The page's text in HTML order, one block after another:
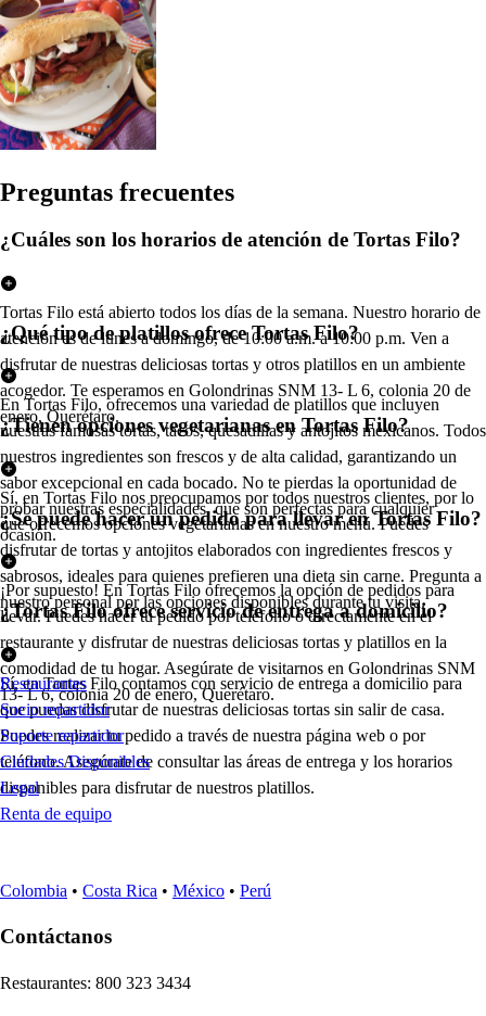
Preguntas frecuentes
¿Cuáles son los horarios de atención de Tortas Filo?
Tortas Filo está abierto todos los días de la semana. Nuestro horario de
atención es de lunes a domingo, de 10:00 a.m. a 10:00 p.m. Ven a
disfrutar de nuestras deliciosas tortas y otros platillos en un ambiente
acogedor. Te esperamos en Golondrinas SNM 13- L 6, colonia 20 de
enero, Querétaro.
¿Qué tipo de platillos ofrece Tortas Filo?
En Tortas Filo, ofrecemos una variedad de platillos que incluyen
nuestras famosas tortas, tacos, quesadillas y antojitos mexicanos. Todos
nuestros ingredientes son frescos y de alta calidad, garantizando un
sabor excepcional en cada bocado. No te pierdas la oportunidad de
probar nuestras especialidades, que son perfectas para cualquier
ocasión.
¿Tienen opciones vegetarianas en Tortas Filo?
Sí, en Tortas Filo nos preocupamos por todos nuestros clientes, por lo
que ofrecemos opciones vegetarianas en nuestro menú. Puedes
disfrutar de tortas y antojitos elaborados con ingredientes frescos y
sabrosos, ideales para quienes prefieren una dieta sin carne. Pregunta a
nuestro personal por las opciones disponibles durante tu visita.
¿Se puede hacer un pedido para llevar en Tortas Filo?
¡Por supuesto! En Tortas Filo ofrecemos la opción de pedidos para
llevar. Puedes hacer tu pedido por teléfono o directamente en el
restaurante y disfrutar de nuestras deliciosas tortas y platillos en la
comodidad de tu hogar. Asegúrate de visitarnos en Golondrinas SNM
13- L 6, colonia 20 de enero, Querétaro.
¿Tortas Filo ofrece servicio de entrega a domicilio?
Sí, en Tortas Filo contamos con servicio de entrega a domicilio para
que puedas disfrutar de nuestras deliciosas tortas sin salir de casa.
Puedes realizar tu pedido a través de nuestra página web o por
teléfono. Asegúrate de consultar las áreas de entrega y los horarios
disponibles para disfrutar de nuestros platillos.
Restaurantes
Socio repartidor
Soporte repartidor
Ciudades Disponibles
Legal
Renta de equipo
Colombia • Costa Rica • México • Perú
Contáctanos
Restaurantes: 800 323 3434